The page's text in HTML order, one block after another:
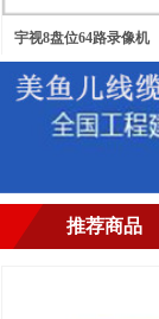
宇视8盘位64路录像机
￥0.00元/台
推荐商品